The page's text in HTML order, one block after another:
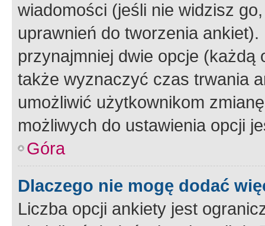
wiadomości (jeśli nie widzisz
uprawnień do tworzenia
przynajmniej dwie opcje
także wyznaczyć czas trwania
umożliwić użytkownikom
możliwych do ustawienia opcji
Góra
Dlaczego nie mogę dodać
Liczba opcji ankiety jest